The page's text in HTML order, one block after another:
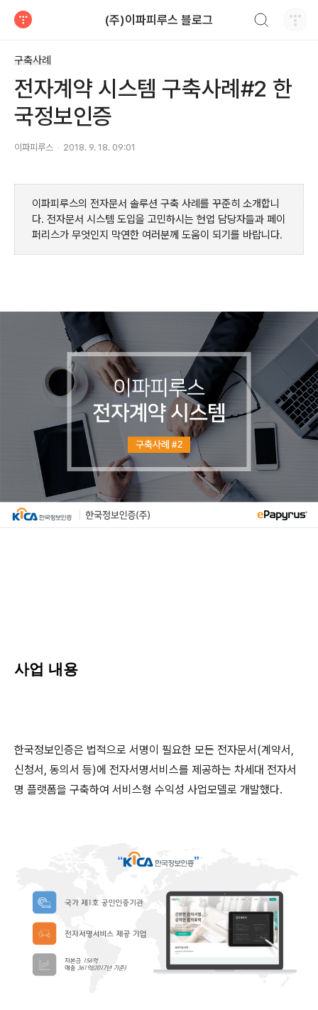
(주)이파피루스 블로그
구축사례
전자계약 시스템 구축사례#2 한
국정보인증
이파피루스 2018. 9. 18. 09:01
이파피루스의 전자문서 솔루션 구축 사례를 꾸준히 소개합니
다. 전자문서 시스템 도입을 고민하시는 현업 담당자들과 페이
퍼리스가 무엇인지 막연한 여러분께 도움이 되기를 바랍니다.
사업 내용
한국정보인증은 법적으로 서명이 필요한 모든 전자문서(계약서,
신청서, 동의서 등)에 전자서명서비스를 제공하는 차세대 전자서
명 플랫폼을 구축하여 서비스형 수익성 사업모델로 개발했다.